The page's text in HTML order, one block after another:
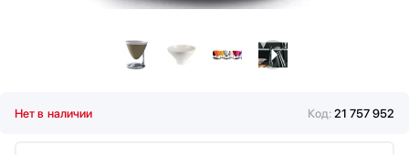
Проф. аксессуары
Пылесосы
Нет в наличии Код: 21 757 952